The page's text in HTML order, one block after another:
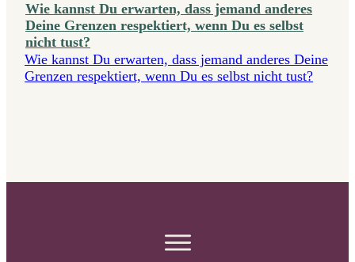
Wie kannst Du erwarten, dass jemand anderes
Deine Grenzen respektiert, wenn Du es selbst
nicht tust?
Wie kannst Du erwarten, dass jemand anderes Deine
Grenzen respektiert, wenn Du es selbst nicht tust?